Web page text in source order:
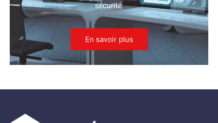
sécurité.
En savoir plus